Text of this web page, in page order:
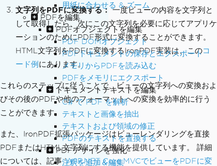
用紙に合わせる & ズーム
PDFを編集
PDFオブジェクトを編集
PDF DOMオブジェクト
PDFドキュメントの保存とエクスポート
メモリからPDFを読み込む
PDFをメモリにエクスポート
ドキュメントテキストを編集
C# で PDF を解析
テキストと画像を抽出
テキストおよび領域の修正
PDFのテキストを置換する
PDFデザインを強化
注釈を追加＆編集
文字列をPDFに変換する： 一度ビューの内容を文字列と
して取得したら、次にこの文字列を必要に応じてアプリケ
ーションのためにPDF形式に変換することができます。
HTML文字列をPDFに変換するIronPDF実装は、このコ
ード例 にあります。
これらのステップに従うことで、ビューの文字列への変換およ
びその後のPDFや他のフォーマットへの変換を効率的に行う
ことができます。
また、IronPDF拡張パッケージはビューレンダリングを直接
PDFまたはHTML文字列にする機能を提供しています。 詳細
については、記事 'ASP.NET Core MVCでビューをPDFに変